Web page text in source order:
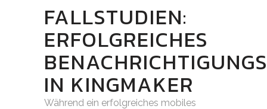
FALLSTUDIEN:
ERFOLGREICHES
IN KINGMAKER
Während ein erfolgreiches mobiles